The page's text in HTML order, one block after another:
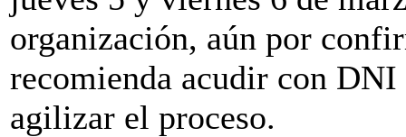
organización, aún por
recomienda acudir con
agilizar el proceso.